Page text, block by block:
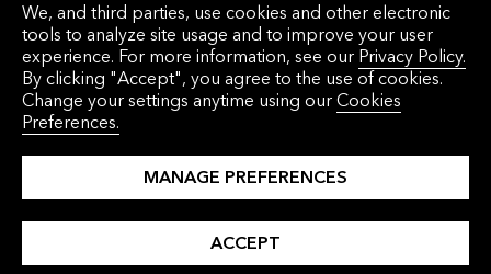
© 2026 Bloomberg Finance L.P. All rights reserved.
Privacy Policy Terms of Service Disclaimer
Cookie Preferences
We, and third parties, use cookies and other electronic
tools to analyze site usage and to improve your user
experience. For more information, see our Privacy Policy.
By clicking "Accept", you agree to the use of cookies.
Change your settings anytime using ourCookies
Preferences.
MANAGE PREFERENCES
ACCEPT